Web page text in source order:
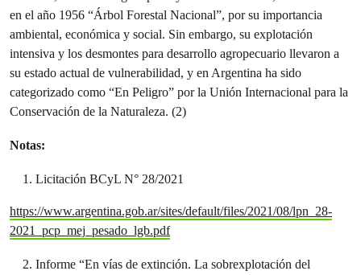
en el año 1956 “Árbol Forestal Nacional”, por su importancia
ambiental, económica y social. Sin embargo, su explotación
intensiva y los desmontes para desarrollo agropecuario llevaron a
su estado actual de vulnerabilidad, y en Argentina ha sido
categorizado como “En Peligro” por la Unión Internacional para la
Conservación de la Naturaleza. (2)
Notas:
Licitación BCyL N° 28/2021
https://www.argentina.gob.ar/sites/default/files/2021/08/lpn_28-
2021_pcp_mej_pesado_lgb.pdf
Informe “En vías de extinción. La sobrexplotación del